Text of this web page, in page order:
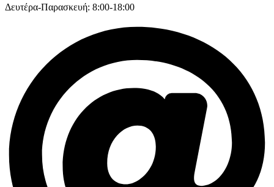
Δευτέρα-Παρασκευή: 8:00-18:00